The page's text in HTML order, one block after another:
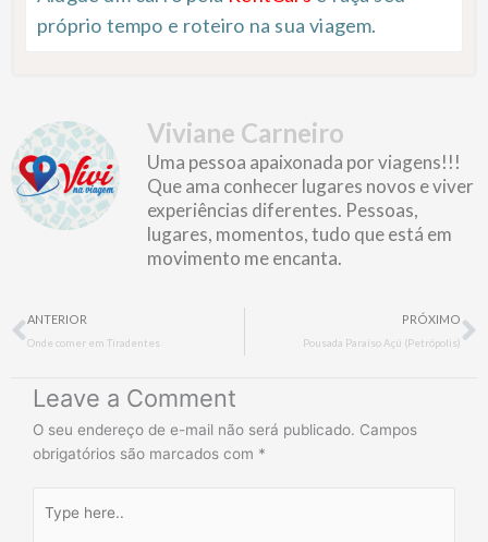
próprio tempo e roteiro na sua viagem.
Viviane Carneiro
Uma pessoa apaixonada por viagens!!!
Que ama conhecer lugares novos e viver
experiências diferentes. Pessoas,
lugares, momentos, tudo que está em
movimento me encanta.
Prev
ANTERIOR
Onde comer em Tiradentes
PRÓXIMO
Pousada Paraíso Açú (Petrópolis)
Leave a Comment
O seu endereço de e-mail não será publicado. Campos
obrigatórios são marcados com *
here..